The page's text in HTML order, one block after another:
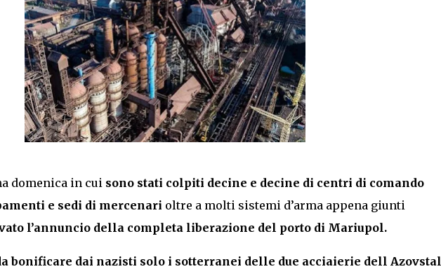
domenica in cui sono stati colpiti decine e decine di centri di comando
e sedi di mercenari oltre a molti sistemi d’arma appena giunti
l’annuncio della completa liberazione del porto di Mariupol.
bonificare dai nazisti solo i sotterranei delle due acciaierie dell Azovstal